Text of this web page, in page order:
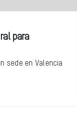
para
sede en Valencia